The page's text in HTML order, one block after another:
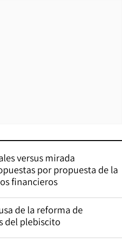
versus mirada
por propuesta de la
financieros
de la reforma de
del plebiscito